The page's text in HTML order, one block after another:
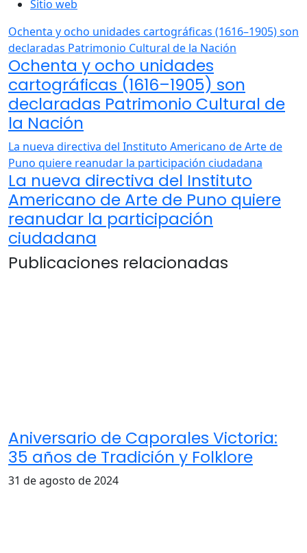
Sitio web
Ochenta y ocho unidades cartográficas (1616–1905) son
declaradas Patrimonio Cultural de la Nación
Ochenta y ocho unidades
cartográficas (1616–1905) son
declaradas Patrimonio Cultural de
la Nación
La nueva directiva del Instituto Americano de Arte de
Puno quiere reanudar la participación ciudadana
La nueva directiva del Instituto
Americano de Arte de Puno quiere
reanudar la participación
ciudadana
Publicaciones relacionadas
Aniversario de Caporales Victoria:
35 años de Tradición y Folklore
31 de agosto de 2024